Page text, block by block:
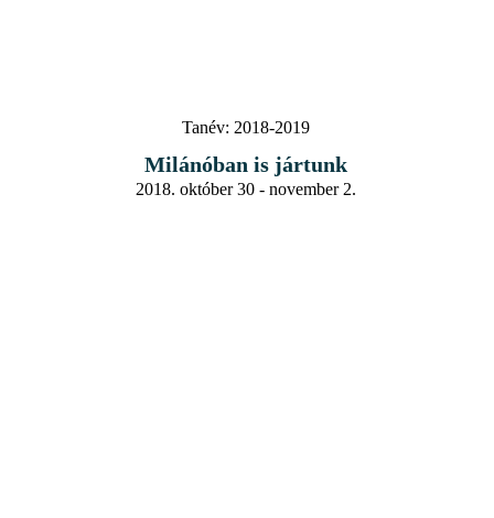
Tanév: 2018-2019
Milánóban is jártunk
2018. október 30 - november 2.